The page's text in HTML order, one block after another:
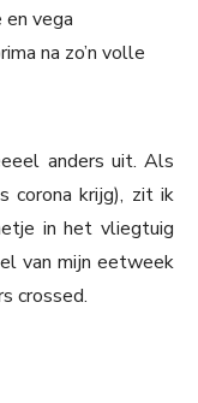
vega
na zo’n volle
anders uit. Als
corona krijg), zit ik
in het vliegtuig
van mijn eetweek
crossed.